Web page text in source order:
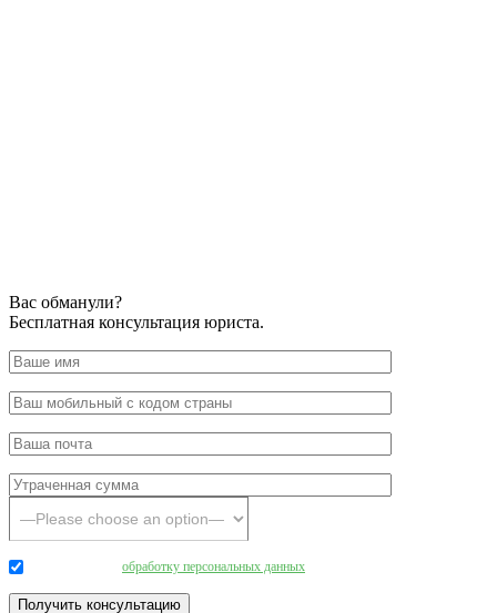
Вас обманули?
Бесплатная консультация юриста.
обработку персональных данных